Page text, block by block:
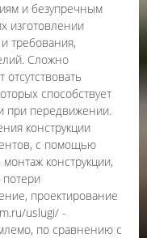
и безупречным
изготовлении
требования,
Сложно
отсутствовать
способствует
при передвижении.
конструкции
с помощью
конструкции,
потери
проектирование
uslugi/ -
по сравнению с